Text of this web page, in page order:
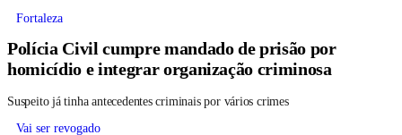
Fortaleza
Polícia Civil cumpre mandado de prisão por
homicídio e integrar organização criminosa
Suspeito já tinha antecedentes criminais por vários crimes
Vai ser revogado